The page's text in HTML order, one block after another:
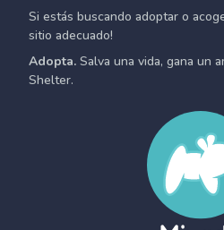
Si estás buscando adoptar o
sitio adecuado!
Adopta. Salva una vida, gana un
Shelter.